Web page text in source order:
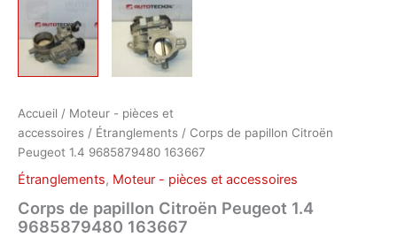
Accueil / Moteur - pièces et
accessoires / Étranglements / Corps de papillon Citroën
Peugeot 1.4 9685879480 163667
Étranglements, Moteur - pièces et accessoires
Corps de papillon Citroën Peugeot 1.4
9685879480 163667